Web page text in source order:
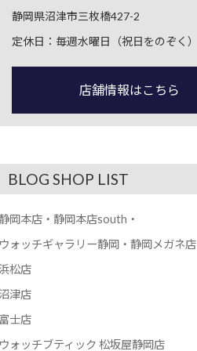
静岡県沼津市三枚橋427-2
定休日：毎週水曜日（祝日をのぞく）
店舗情報はこちら
BLOG SHOP LIST
岡本店・静岡本店south・
ォッチギャラリー静岡・静岡メガネ店
松店
津店
士店
ォッチブティック 松坂屋静岡店